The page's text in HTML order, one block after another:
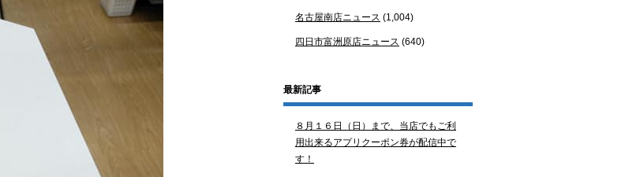
名古屋南店ニュース (1,004)
四日市富洲原店ニュース (640)
最新記事
８月１６日（日）まで、当店でもご利
用出来るアプリクーポン券が配信中で
す！